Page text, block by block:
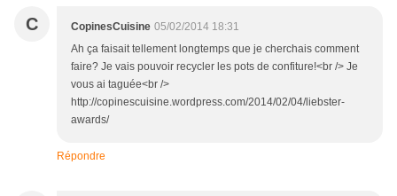
C CopinesCuisine 05/02/2014 18:31
Ah ça faisait tellement longtemps que je cherchais comment
faire? Je vais pouvoir recycler les pots de confiture!<br /> Je
vous ai taguée<br />
http://copinescuisine.wordpress.com/2014/02/04/liebster-
awards/
Répondre